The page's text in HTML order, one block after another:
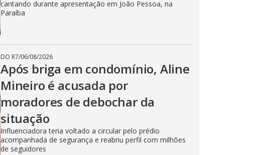
cantando durante apresentação em João Pessoa, na
Paraíba
DO R7/06/08/2026
Após briga em condomínio, Aline
Mineiro é acusada por
moradores de debochar da
situação
Influenciadora teria voltado a circular pelo prédio
acompanhada de segurança e reabriu perfil com milhões
de seguidores